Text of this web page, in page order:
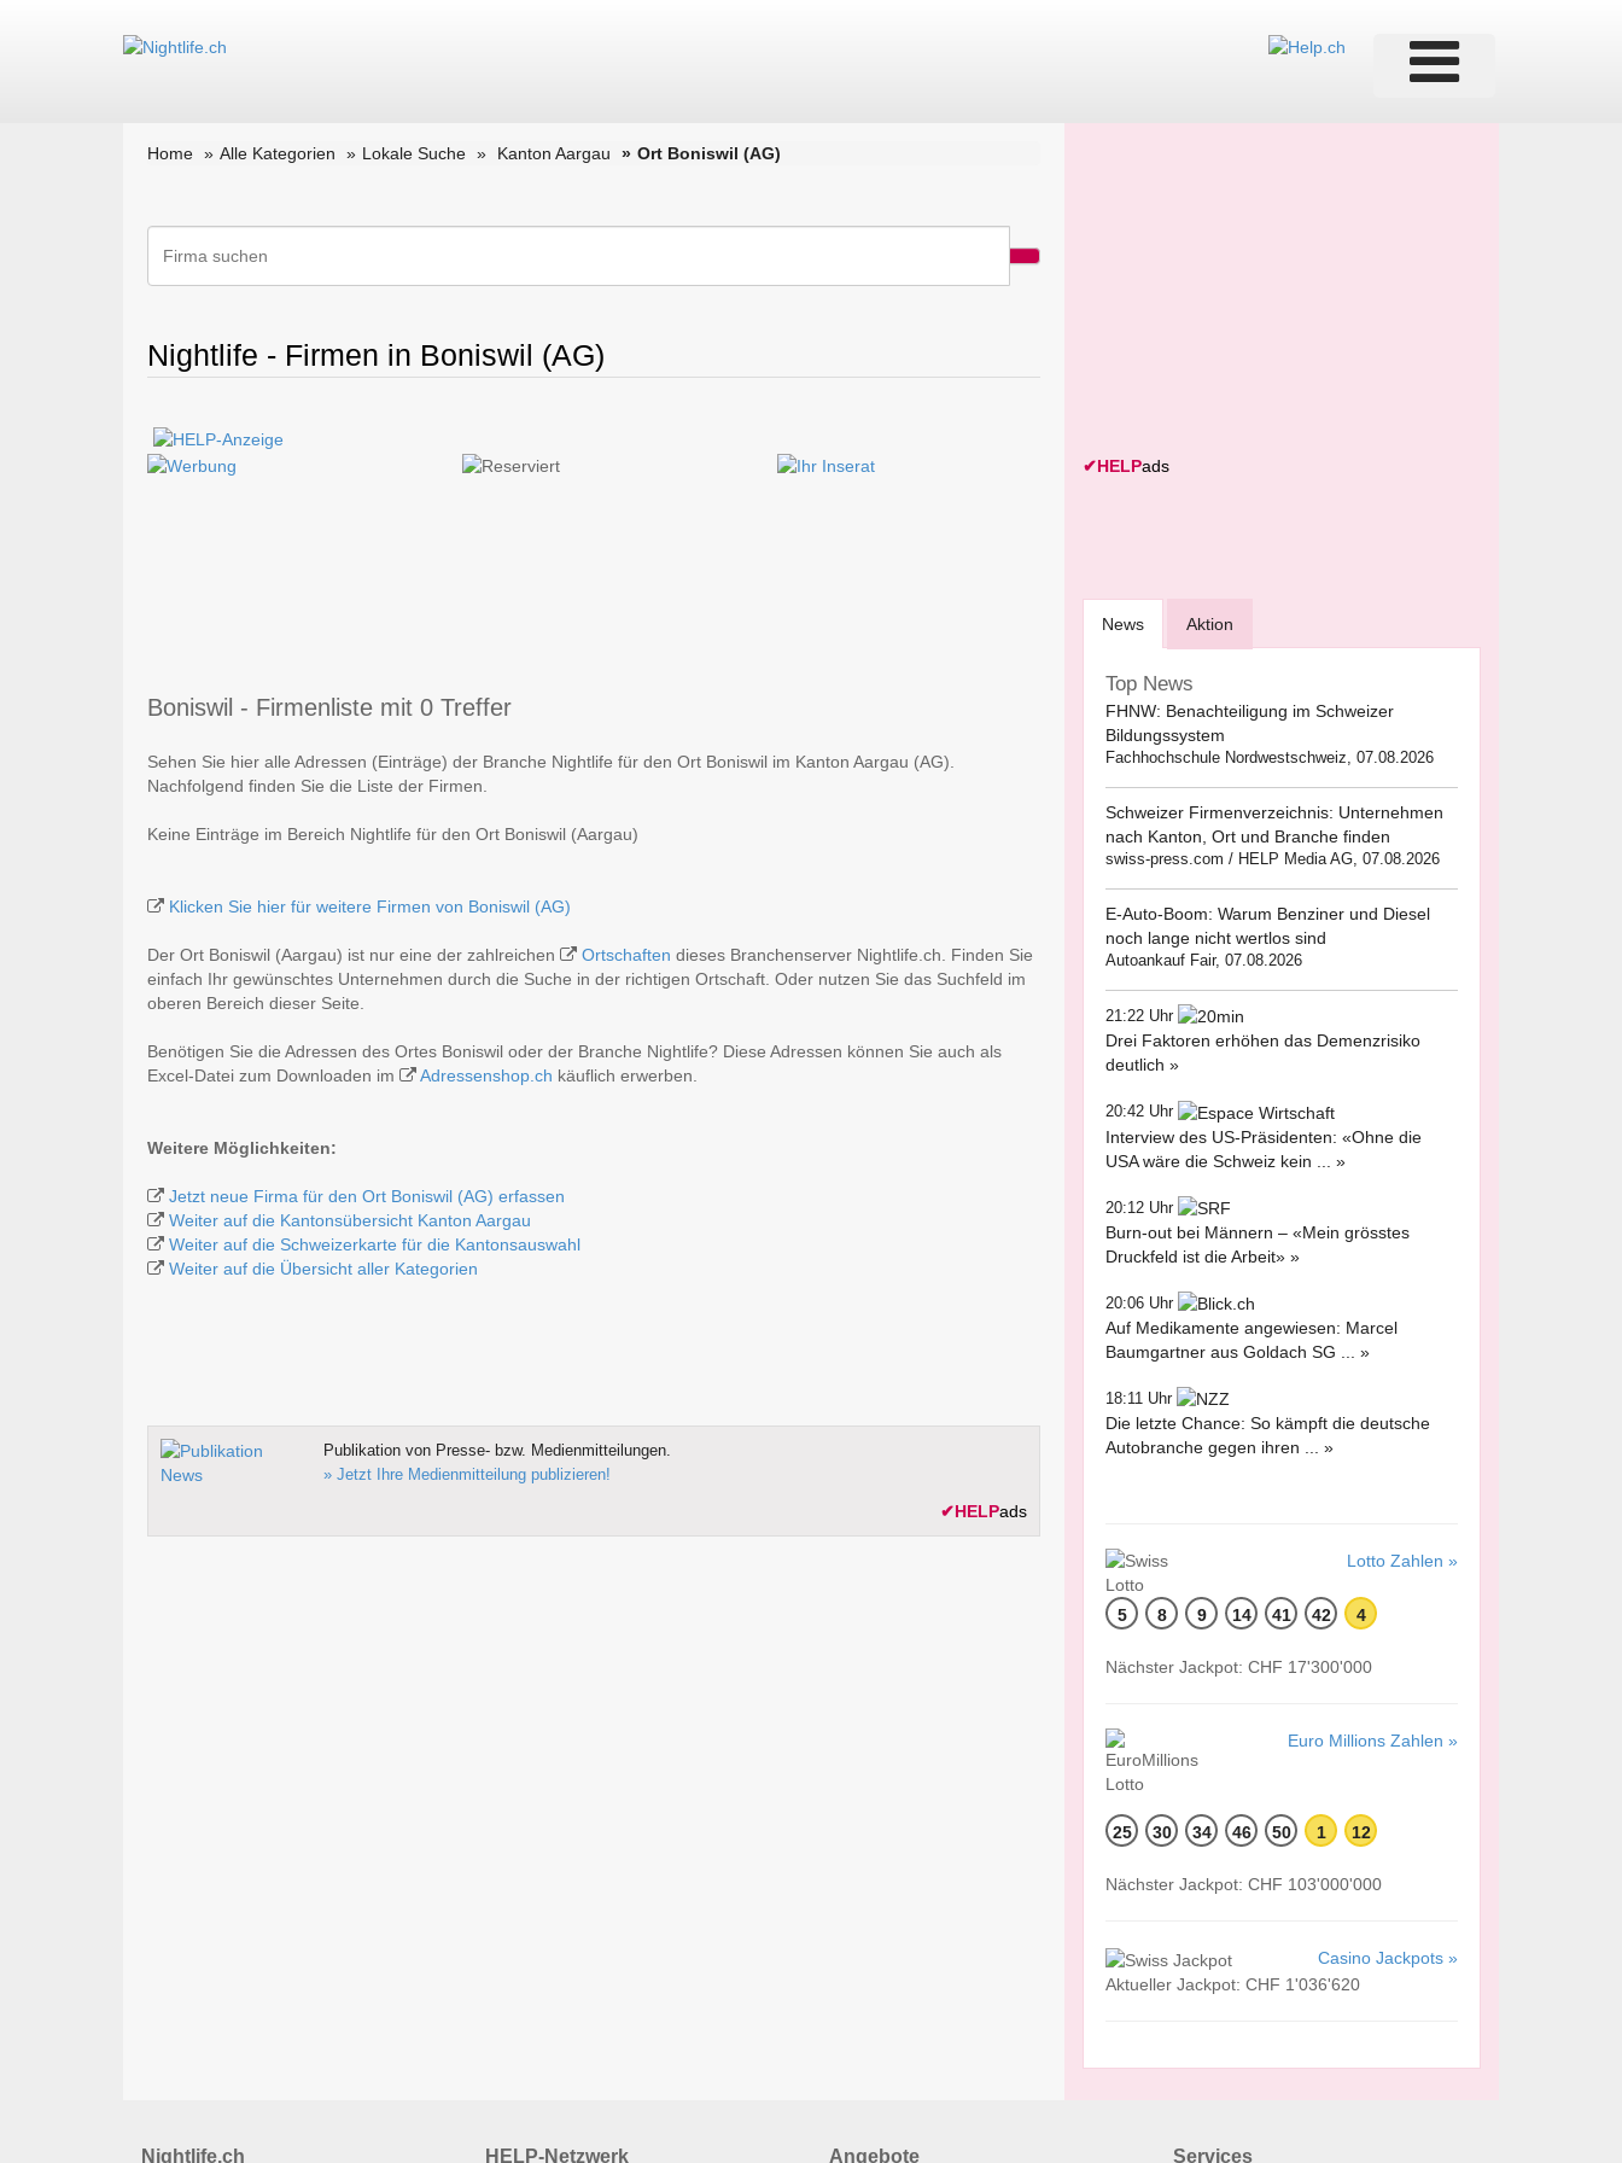
Home Alle Kategorien Lokale Suche Kanton Aargau Ort Boniswil (AG)
Nightlife - Firmen in Boniswil (AG)
Boniswil - Firmenliste mit 0 Treffer
Sehen Sie hier alle Adressen (Einträge) der Branche Nightlife für den Ort Boniswil im Kanton Aargau (AG).
Nachfolgend finden Sie die Liste der Firmen.
Keine Einträge im Bereich Nightlife für den Ort Boniswil (Aargau)
Klicken Sie hier für weitere Firmen von Boniswil (AG)
Der Ort Boniswil (Aargau) ist nur eine der zahlreichen Ortschaften dieses Branchenserver Nightlife.ch. Finden Sie
einfach Ihr gewünschtes Unternehmen durch die Suche in der richtigen Ortschaft. Oder nutzen Sie das Suchfeld im
oberen Bereich dieser Seite.
Benötigen Sie die Adressen des Ortes Boniswil oder der Branche Nightlife? Diese Adressen können Sie auch als
Excel-Datei zum Downloaden im
Adressenshop.ch käuflich erwerben.
Weitere Möglichkeiten:
Jetzt neue Firma für den Ort Boniswil (AG) erfassen
Weiter auf die Kantonsübersicht Kanton Aargau
Weiter auf die Schweizerkarte für die Kantonsauswahl
Weiter auf die Übersicht aller Kategorien
Publikation von Presse- bzw. Medienmitteilungen.
» Jetzt Ihre Medienmitteilung publizieren!
✔HELPads
✔HELPads
News Aktion
Top News
FHNW: Benachteiligung im Schweizer
Bildungssystem
Fachhochschule Nordwestschweiz, 07.08.2026
Schweizer Firmenverzeichnis: Unternehmen
nach Kanton, Ort und Branche finden
swiss-press.com / HELP Media AG, 07.08.2026
E-Auto-Boom: Warum Benziner und Diesel
noch lange nicht wertlos sind
Autoankauf Fair, 07.08.2026
21:22 Uhr
Drei Faktoren erhöhen das Demenzrisiko
deutlich »
20:42 Uhr
Interview des US-Präsidenten: «Ohne die
USA wäre die Schweiz kein ... »
20:12 Uhr
Burn-out bei Männern – «Mein grösstes
Druckfeld ist die Arbeit» »
20:06 Uhr
Auf Medikamente angewiesen: Marcel
Baumgartner aus Goldach SG ... »
18:11 Uhr
Die letzte Chance: So kämpft die deutsche
Autobranche gegen ihren ... »
Lotto Zahlen »
5 8 9 14 41 42 4
Nächster Jackpot: CHF 17'300'000
Euro Millions Zahlen »
25 30 34 46 50 1 12
Nächster Jackpot: CHF 103'000'000
Casino Jackpots »
Aktueller Jackpot: CHF 1'036'620
Nightlife.ch HELP-Netzwerk Angebote Services